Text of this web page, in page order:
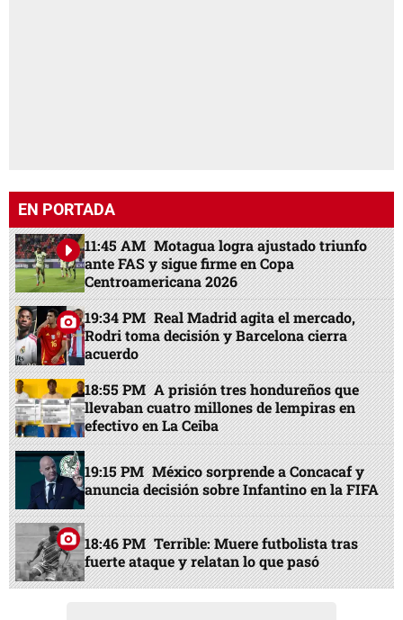
EN PORTADA
11:45 AM Motagua logra ajustado triunfo
ante FAS y sigue firme en Copa
Centroamericana 2026
19:34 PM Real Madrid agita el mercado,
Rodri toma decisión y Barcelona cierra
acuerdo
18:55 PM A prisión tres hondureños que
llevaban cuatro millones de lempiras en
efectivo en La Ceiba
19:15 PM México sorprende a Concacaf y
anuncia decisión sobre Infantino en la FIFA
18:46 PM Terrible: Muere futbolista tras
fuerte ataque y relatan lo que pasó